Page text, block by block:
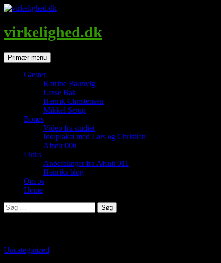
Hop
indhold
virkelighed.dk
SøgPrimær menu
Gæster
Katrine Baunvig
Lasse Bak
Henrik Christensen
Mikkel Serup
Bonus
Video fra studiet
Idolplakat med Lars og Christian
Afsnit 000
Links
Anbefalinger fra Afsnit 011
Henriks blog
Om os
Home
Søg
efter:
Uncategorized